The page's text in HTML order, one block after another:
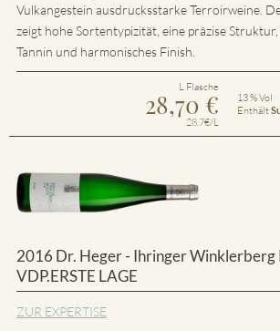
Vulkangestein ausdrucksstarke Terroirweine.
zeigt hohe Sortentypizität, eine präzise
Tannin und harmonisches Finish.
L Flasche
28,70 €
28.7€/L
13 % Vol
Enthält
2016 Dr. Heger - Ihringer Winklerberg
VDP.ERSTE LAGE
ZUR EXPERTISE